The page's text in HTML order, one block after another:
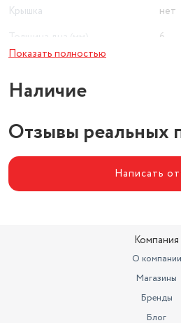
Крышка
нет
6
Показать полностью
Наличие
Отзывы реальных
Написать
Компания
О компании
Магазины
Бренды
Блог